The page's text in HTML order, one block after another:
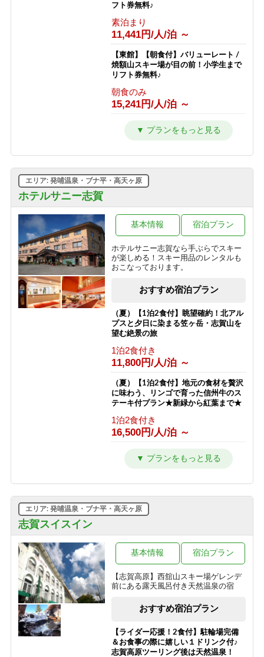
フト券無料♪
素泊まり
11,441円/人/泊 ～
【東館】【朝食付】バリューレート /
焼額山スキー場が目の前！小学生まで
リフト券無料♪
朝食のみ
15,241円/人/泊 ～
【東館】【夕朝食付】バリューレート/
焼額山スキー場が目の前！小学生まで
24,941円/人/泊 ～
券無料♪
素泊まり
10,011円/人/泊 ～
【東館】【朝食付】連泊プラン / 焼額
山スキー場が目の前！小学生までリフ
13,811円/人/泊 ～
【東館】【夕朝食付】連泊プラン / 焼
フト券無料♪
1泊2食付き
23,511円/人/泊 ～
【南館】【室料】バリューレート / 焼
フト券無料♪
素泊まり
7,763円/人/泊 ～
焼額山スキー場が目の前！小学生まで
朝食のみ
【南館】【夕朝食付】バリューレート/
焼額山スキー場が目の前！小学生まで
リフト券無料♪
1泊2食付き
17,763円/人/泊 ～
【南館】【室料】連泊プラン / 焼額山
券無料♪
素泊まり
ホテルサニー志賀
エリア: 発哺温泉・ブナ平・高天ヶ原
ホテルサニー志賀なら手ぶらでスキー
が楽しめる！スキー用品のレンタルも
おこなっております。
基本情報 宿泊プラン
おすすめ宿泊プラン
（夏）【1泊2食付】眺望確約！北アル
プスと夕日に染まる笠ヶ岳・志賀山を
望む絶景の旅
1泊2食付き
11,800円/人/泊 ～
（夏）【1泊2食付】地元の食材を贅沢
に味わう、リンゴで育った信州牛のス
テーキ付プラン★新緑から紅葉まで★
1泊2食付き
16,500円/人/泊 ～
（夏）【1泊2食付】スタンダードプラ
ン 満点の星空とトレッキングと温泉
10,800円/人/泊 ～
由気ままプラン
夕食のみ
10,500円/人/泊 ～
（夏）【素泊まり】星空の下でリフレ
ッシュ！青葉が美しい高原で過ごす気
ままな休日
素泊まり
9,000円/人/泊 ～
志賀スイスイン
エリア: 発哺温泉・ブナ平・高天ヶ原
【志賀高原】西舘山スキー場ゲレンデ
前にある露天風呂付き天然温泉の宿
基本情報 宿泊プラン
おすすめ宿泊プラン
【ライダー応援！2食付】駐輪場完備
＆お食事の際に嬉しい１ドリンク付♪
志賀高原ツーリング後は天然温泉！